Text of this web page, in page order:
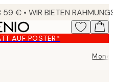
AUF POSTER*